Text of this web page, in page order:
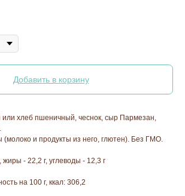
Добавить в корзину
или хлеб пшеничный, чеснок, сыр Пармезан,
и продукты из него, глютен). Без ГМО.
жиры - 22,2 г, углеводы - 12,3 г
на 100 г, ккал: 306,2